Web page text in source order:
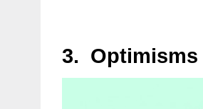
3. Optimisms